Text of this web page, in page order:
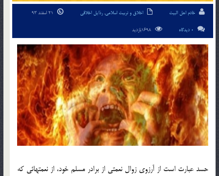
خادم اهل البیت اخلاق و تربیت اسلامی,رذایل اخلاقی
0 دیدگاه
حسد عبارت است از آرزوي زوال نعمتي از برادر مسلم خود، از نعمتهائي كه